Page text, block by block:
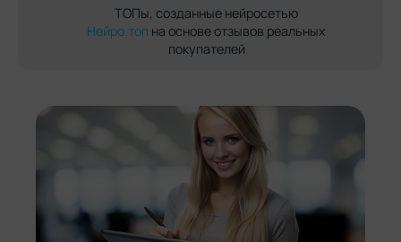
ТОПы, созданные нейросетью
Нейро.топ на основе отзывов реальных
покупателей